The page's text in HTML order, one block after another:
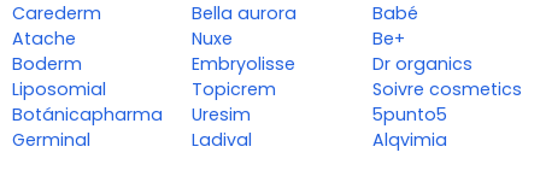
Carederm
Atache
Boderm
Liposomial
Botánicapharma
Germinal
Bella aurora
Nuxe
Embryolisse
Topicrem
Uresim
Ladival
Babé
Be+
Dr organics
Soivre cosmetics
5punto5
Alqvimia